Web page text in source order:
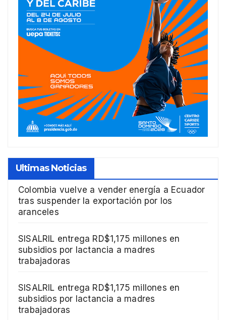
Ultimas Noticias
Colombia vuelve a vender energía a Ecuador
tras suspender la exportación por los
aranceles
SISALRIL entrega RD$1,175 millones en
subsidios por lactancia a madres
trabajadoras
SISALRIL entrega RD$1,175 millones en
subsidios por lactancia a madres
trabajadoras